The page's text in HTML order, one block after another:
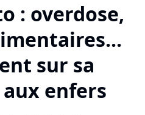
: overdose,
sur sa
enfers